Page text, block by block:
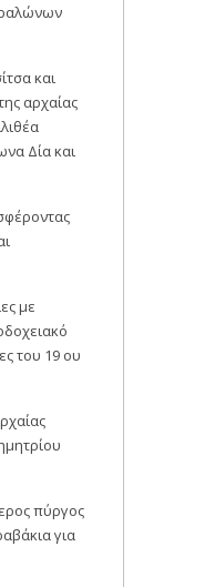
και
αρχαίας
Δία και
με
του 19 ου
πύργος
για